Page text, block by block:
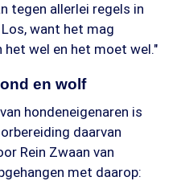
tegen allerlei regels in
want het mag
het wel en het moet wel."
en wolf
hondeneigenaren is
daarvan
Rein Zwaan van
met daarop: